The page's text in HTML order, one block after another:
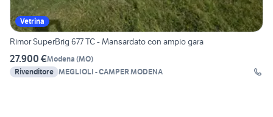
Vetrina
Rimor SuperBrig 677 TC - Mansardato con ampio gara
27.900 €Modena (MO)
Rivenditore MEGLIOLI - CAMPER MODENA